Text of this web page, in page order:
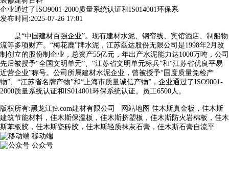
企业通过了ISO9001-2000质量系统认证和IS014001环保系
发布时间:2025-07-26 17:01
是“中国建材百强企业”。现有建材水泥、钢帘线、宾馆酒店、制船物
流等多项财产。“梅花鹿”牌水泥，江苏磊达股份无限公司是1998年2月改
制创立的股份制企业，总资产55亿元，年出产水泥能力达1000万吨，公司
先后被授予“全国文明单元”、“江苏省文明单元标兵”和“江苏省优良平易
近营企业”称号。公司所属建材水泥企业，曾被授予“国度质量免检产
物”、“江苏省名牌产物”和“上海市质量诚信产物”，企业通过了ISO9001-
2000质量系统认证和IS014001环保系统认证。员工6500人。
版权所有:黑龙江j9.com建材有限公司 网站地图 佳木斯真金板，佳木斯
建筑节能材料，佳木斯保温板，佳木斯挤塑板，佳木斯防火岩棉板，佳木
斯苯板胶，佳木斯瓷砖胶，佳木斯轻质抹灰石膏，佳木斯石膏自流平
移动端
公众号